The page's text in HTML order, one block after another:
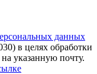
данных
в целях обработки
указанную почту.